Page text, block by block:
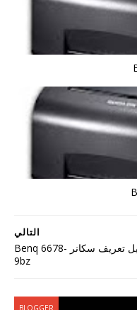
التالي
تحميل تعريف سكانر Benq 6678-
9bz
BLOGGER